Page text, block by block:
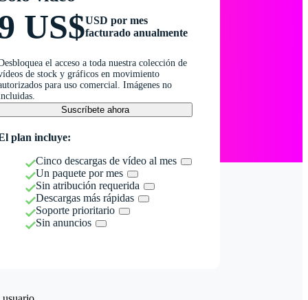
US$USD por mes
facturado anualmente
el acceso a toda nuestra colección de
de stock y gráficos en movimiento
para uso comercial. Imágenes no
Suscríbete ahora
plan incluye:
Cinco descargas de vídeo al mes
Un paquete por mes
Sin atribución requerida
Descargas más rápidas
Soporte prioritario
Sin anuncios